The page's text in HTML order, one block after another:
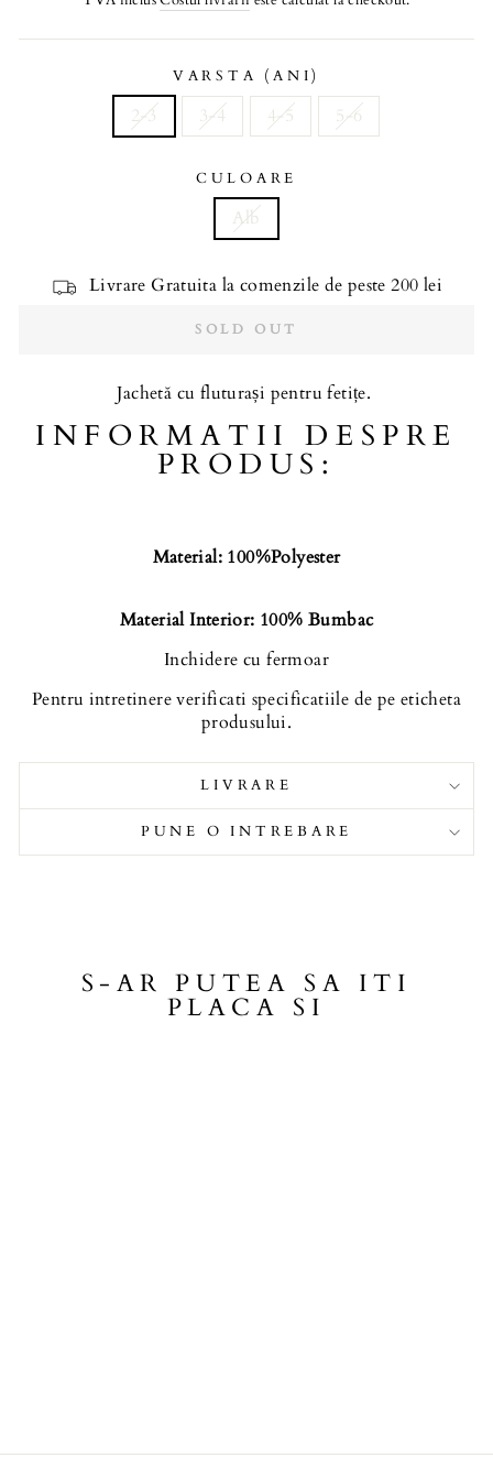
VARSTA (ANI)
2-3 3-4 4-5 5-6
CULOARE
Alb
Livrare Gratuita la comenzile de peste 200 lei
SOLD OUT
Jachetă cu fluturași pentru fetițe.
INFORMATII DESPRE
PRODUS:
Material: 100%Polyester
Material Interior: 100% Bumbac
Inchidere cu fermoar
Pentru intretinere verificati specificatiile de pe eticheta
produsului.
LIVRARE
PUNE O INTREBARE
S-AR PUTEA SA ITI
PLACA SI